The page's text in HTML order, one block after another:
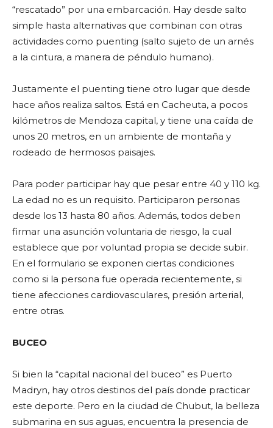
“rescatado” por una embarcación. Hay desde salto
simple hasta alternativas que combinan con otras
actividades como puenting (salto sujeto de un arnés
a la cintura, a manera de péndulo humano).
Justamente el puenting tiene otro lugar que desde
hace años realiza saltos. Está en Cacheuta, a pocos
kilómetros de Mendoza capital, y tiene una caída de
unos 20 metros, en un ambiente de montaña y
rodeado de hermosos paisajes.
Para poder participar hay que pesar entre 40 y 110 kg.
La edad no es un requisito. Participaron personas
desde los 13 hasta 80 años. Además, todos deben
firmar una asunción voluntaria de riesgo, la cual
establece que por voluntad propia se decide subir.
En el formulario se exponen ciertas condiciones
como si la persona fue operada recientemente, si
tiene afecciones cardiovasculares, presión arterial,
entre otras.
BUCEO
Si bien la “capital nacional del buceo” es Puerto
Madryn, hay otros destinos del país donde practicar
este deporte. Pero en la ciudad de Chubut, la belleza
submarina en sus aguas, encuentra la presencia de